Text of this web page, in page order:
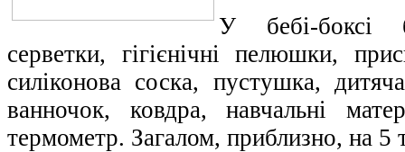
У бебі-боксі
серветки, гігієнічні пелюшки,
силіконова соска, пустушка,
ванночок, ковдра, навчальні
термометр. Загалом, приблизно, на 5